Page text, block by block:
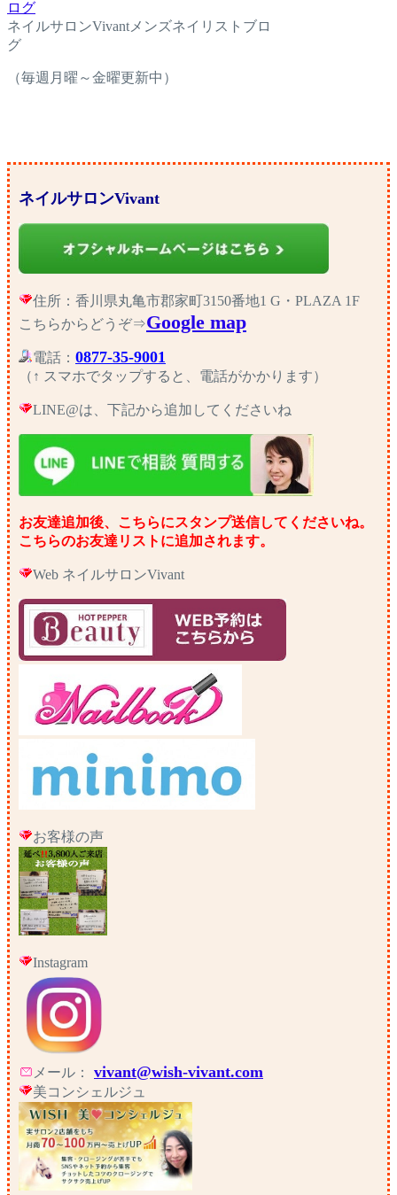
ネイルサロンVivantメンズネイリストブロ
グ
（毎週月曜～金曜更新中）
ネイルサロンVivant
住所：香川県丸亀市郡家町3150番地1 G・PLAZA 1F
こちらからどうぞ⇒Google map
電話： 0877-35-9001
（↑ スマホでタップすると、電話がかかります）
LINE@は、下記から追加してくださいね
お友達追加後、こちらにスタンプ送信してくださいね。
こちらのお友達リストに追加されます。
Web ネイルサロンVivant
お客様の声
Instagram
メール： vivant@wish-vivant.com
美コンシェルジュ